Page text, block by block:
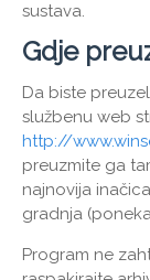
sustava.
Gdje
Da biste
službenu web
http://
preuzmite ga
najnovija
gradnja
Program ne